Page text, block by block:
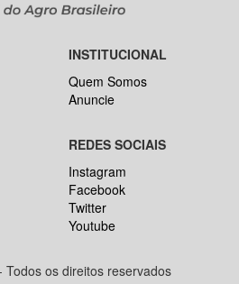
INSTITUCIONAL
Quem Somos
Anuncie
REDES SOCIAIS
Instagram
Facebook
Twitter
Youtube
os direitos reservados